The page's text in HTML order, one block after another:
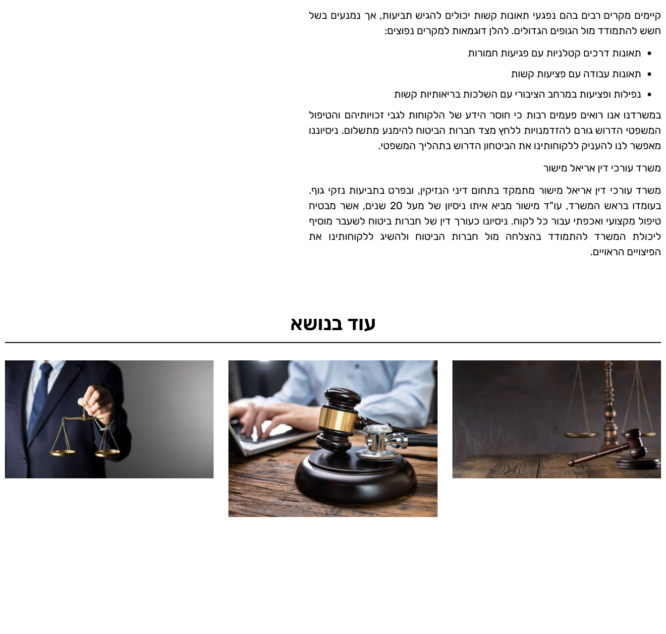
קיימים מקרים רבים בהם נפגעי תאונות קשות יכולים להגיש תביעות, אך נמנעים בשל
חשש להתמודד מול הגופים הגדולים. להלן דוגמאות למקרים נפוצים:
תאונות דרכים קטלניות עם פגיעות חמורות
תאונות עבודה עם פציעות קשות
נפילות ופציעות במרחב הציבורי עם השלכות בריאותיות קשות
במשרדנו אנו רואים פעמים רבות כי חוסר הידע של הלקוחות לגבי זכויותיהם והטיפול
המשפטי הדרוש גורם להזדמנויות ללחץ מצד חברות הביטוח להימנע מתשלום. ניסיוננו
מאפשר לנו להעניק ללקוחותינו את הביטחון הדרוש בתהליך המשפטי.
משרד עורכי דין אריאל מישור
משרד עורכי דין אריאל מישור מתמקד בתחום דיני הנזיקין, ובפרט בתביעות נזקי גוף.
בעומדו בראש המשרד, עו"ד מישור מביא איתו ניסיון של מעל 20 שנים, אשר מבטיח
טיפול מקצועי ואכפתי עבור כל לקוח. ניסיונו כעורך דין של חברות ביטוח לשעבר מוסיף
ליכולת המשרד להתמודד בהצלחה מול חברות הביטוח ולהשיג ללקוחותינו את
הפיצויים הראויים.
עוד בנושא